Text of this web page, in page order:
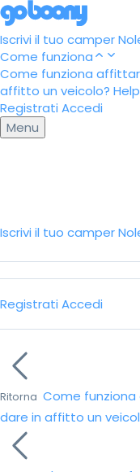
Iscrivi il tuo camper
Come funziona
Come funziona
affitto un veicolo?
Registrati Accedi
Menu
Iscrivi il tuo camper
Registrati Accedi
Ritorna Come
dare in affitto un